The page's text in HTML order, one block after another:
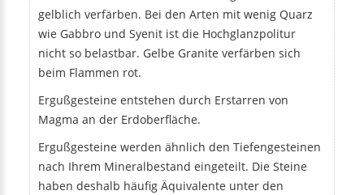
gelblich verfärben. Bei den Arten mit wenig Quarz
wie Gabbro und Syenit ist die Hochglanzpolitur
nicht so belastbar. Gelbe Granite verfärben sich
beim Flammen rot.
Ergußgesteine entstehen durch Erstarren von
Magma an der Erdoberfläche.
Ergußgesteine werden ähnlich den Tiefengesteinen
nach Ihrem Mineralbestand eingeteilt. Die Steine
haben deshalb häufig Äquivalente unter den